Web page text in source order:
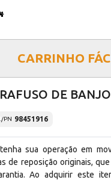
CARRINHO
DE
PN 98451916
sua operação em
de reposição originais,
Ao adquirir este